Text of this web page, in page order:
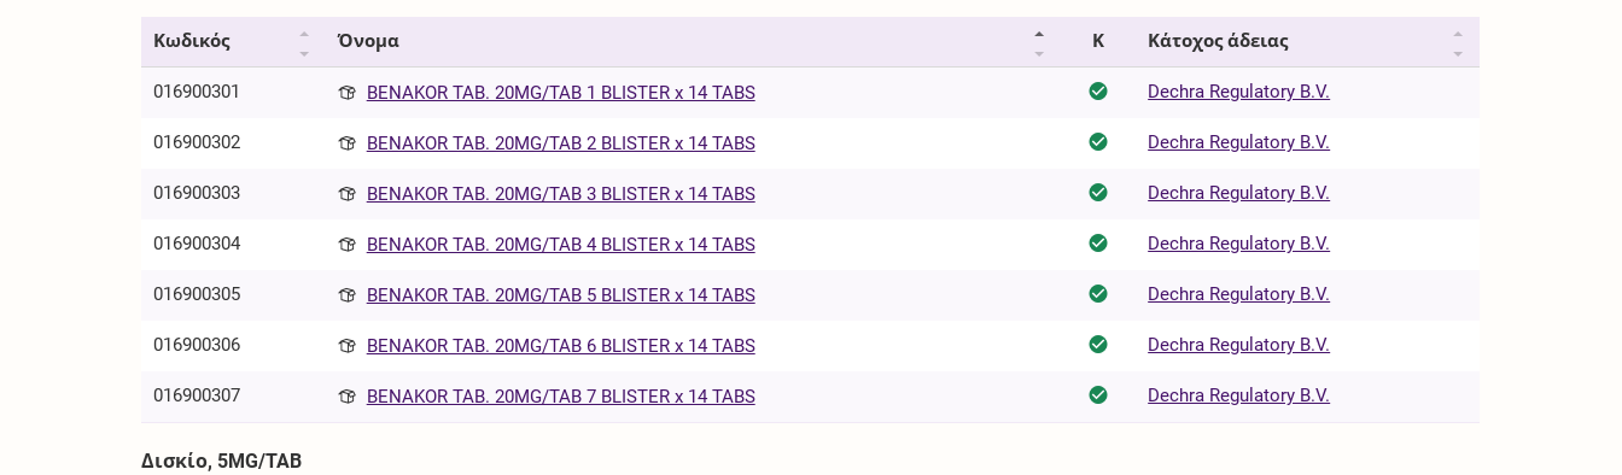
Κωδικός Όνομα Κ Κάτοχος άδειας
016900301 BENAKOR TAB. 20MG/TAB 1 BLISTER x 14 TABS Dechra Regulatory B.V.
016900302 BENAKOR TAB. 20MG/TAB 2 BLISTER x 14 TABS Dechra Regulatory B.V.
016900303 BENAKOR TAB. 20MG/TAB 3 BLISTER x 14 TABS Dechra Regulatory B.V.
016900304 BENAKOR TAB. 20MG/TAB 4 BLISTER x 14 TABS Dechra Regulatory B.V.
016900305 BENAKOR TAB. 20MG/TAB 5 BLISTER x 14 TABS Dechra Regulatory B.V.
016900306 BENAKOR TAB. 20MG/TAB 6 BLISTER x 14 TABS Dechra Regulatory B.V.
016900307 BENAKOR TAB. 20MG/TAB 7 BLISTER x 14 TABS Dechra Regulatory B.V.
Δισκίο, 5MG/TAB